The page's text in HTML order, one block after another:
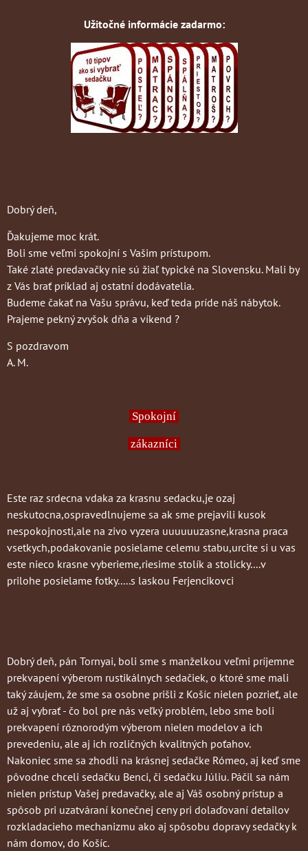
Užitočné informácie zadarmo:
Dobrý deň,
Ďakujeme moc krát.
Boli sme veľmi spokojní s Vašim prístupom.
Také zlaté predavačky nie sú žiaľ typické na Slovensku. Mali by
z Vás brať príklad aj ostatní dodávatelia.
Budeme čakať na Vašu správu, keď teda príde náš nábytok.
Prajeme pekný zvyšok dňa a víkend ?
S pozdravom
A. M.
Spokojní
zákazníci
Este raz srdecna vdaka za krasnu sedacku,je ozaj
neskutocna,ospravedlnujeme sa ak sme prejavili kusok
nespokojnosti,ale na zivo vyzera uuuuuuzasne,krasna praca
vsetkych,podakovanie posielame celemu stabu,urcite si u vas
este nieco krasne vyberieme,riesime stolík a stolicky....v
prilohe posielame fotky.....s laskou Ferjencikovci
Dobrý deň, pán Tornyai, boli sme s manželkou veľmi príjemne
prekvapení výberom rustikálnych sedačiek, o ktoré sme mali
taký záujem, že sme sa osobne prišli z Košíc nielen pozrieť, ale
už aj vybrať - čo bol pre nás veľký problém, lebo sme boli
prekvapení rôznorodým výberom nielen modelov a ich
prevedeniu, ale aj ich rozličných kvalitných poťahov.
Nakoniec sme sa zhodli na krásnej sedačke Rómeo, aj keď sme
pôvodne chceli sedačku Benci, či sedačku Júliu. Páčil sa nám
nielen prístup Vašej predavačky, ale aj Váš osobný prístup a
spôsob pri uzatváraní konečnej ceny pri dolaďovaní detailov
rozkladacieho mechanizmu ako aj spôsobu dopravy sedačky k
nám domov, do Košíc.